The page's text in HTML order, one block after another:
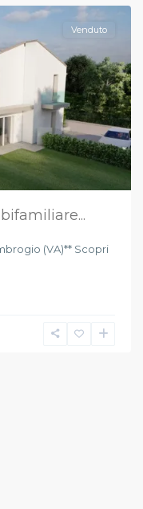
Venduto
(VA)** Scopri